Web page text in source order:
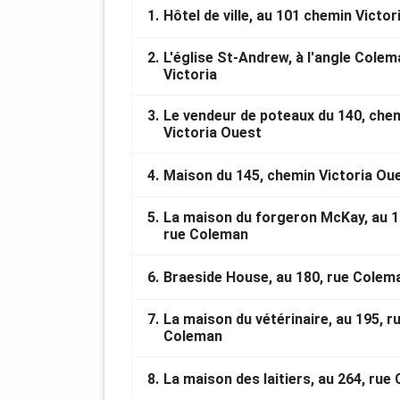
FINANCEMENT
Produit et réalisé grâce à la
Cantons-de-l’Est, sans engager la
MRC du Haut Saint-François et
municipales du Gouvernement du
Ville de Scotstown; Cœur villageois
Société de développement de
RÉALISATION
Les Productions Traces et
1. Hôtel de ville, au 101 chemin
2. L'église St-Andrew, à l'angle
Victoria
3. Le vendeur de poteaux du 140,
Victoria Ouest
4. Maison du 145, chemin Victoria
5. La maison du forgeron McKay, au
rue Coleman
6. Braeside House, au 180, rue
7. La maison du vétérinaire, au 195,
Coleman
8. La maison des laitiers, au 264, rue